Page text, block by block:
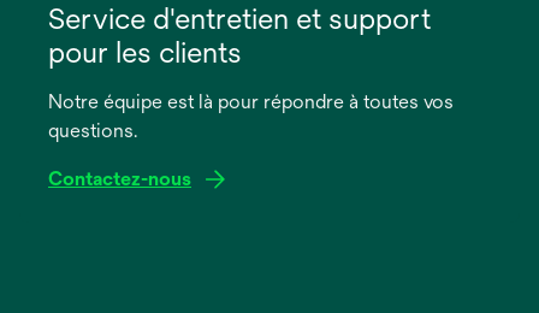
dans
nouvel
onglet
Service d'entretien et support
pour les clients
Notre équipe est là pour répondre à toutes vos
questions.
Contactez-nous